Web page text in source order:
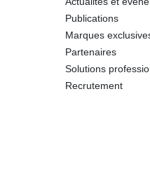
Publications
Marques
Partenaires
Solutions
Recrutement